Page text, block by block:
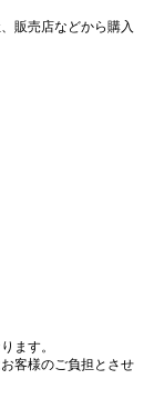
販売店などから購入
ます。
客様のご負担とさせ